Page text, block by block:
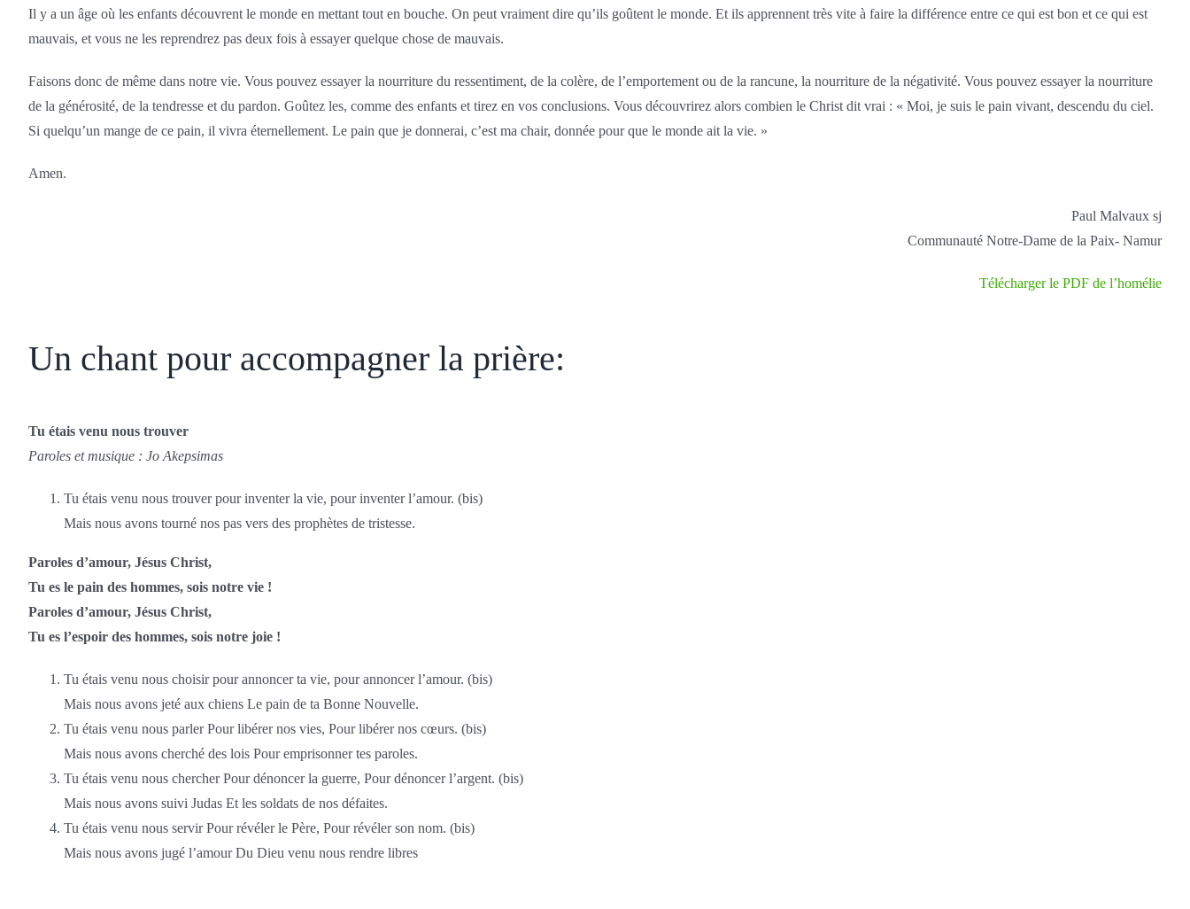
Il y a un âge où les enfants découvrent le monde en mettant tout en bouche. On peut vraiment dire qu’ils goûtent le monde. Et ils apprennent très vite à faire la différence entre ce qui est bon et ce qui est
mauvais, et vous ne les reprendrez pas deux fois à essayer quelque chose de mauvais.
Faisons donc de même dans notre vie. Vous pouvez essayer la nourriture du ressentiment, de la colère, de l’emportement ou de la rancune, la nourriture de la négativité. Vous pouvez essayer la nourriture
de la générosité, de la tendresse et du pardon. Goûtez les, comme des enfants et tirez en vos conclusions. Vous découvrirez alors combien le Christ dit vrai : « Moi, je suis le pain vivant, descendu du ciel.
Si quelqu’un mange de ce pain, il vivra éternellement. Le pain que je donnerai, c’est ma chair, donnée pour que le monde ait la vie. »
Amen.
Paul Malvaux sj
Communauté Notre-Dame de la Paix- Namur
Télécharger le PDF de l’homélie
Un chant pour accompagner la prière:
Tu étais venu nous trouver
Paroles et musique : Jo Akepsimas
Tu étais venu nous trouver pour inventer la vie, pour inventer l’amour. (bis)
Mais nous avons tourné nos pas vers des prophètes de tristesse.
Paroles d’amour, Jésus Christ,
Tu es le pain des hommes, sois notre vie !
Paroles d’amour, Jésus Christ,
Tu es l’espoir des hommes, sois notre joie !
Tu étais venu nous choisir pour annoncer ta vie, pour annoncer l’amour. (bis)
Mais nous avons jeté aux chiens Le pain de ta Bonne Nouvelle.
Tu étais venu nous parler Pour libérer nos vies, Pour libérer nos cœurs. (bis)
Mais nous avons cherché des lois Pour emprisonner tes paroles.
Tu étais venu nous chercher Pour dénoncer la guerre, Pour dénoncer l’argent. (bis)
Mais nous avons suivi Judas Et les soldats de nos défaites.
Tu étais venu nous servir Pour révéler le Père, Pour révéler son nom. (bis)
Mais nous avons jugé l’amour Du Dieu venu nous rendre libres